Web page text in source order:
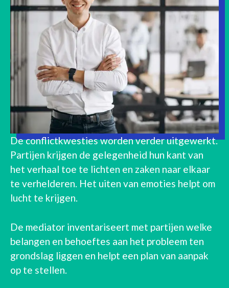
De conflictkwesties worden verder uitgewerkt.
Partijen krijgen de gelegenheid hun kant van
het verhaal toe te lichten en zaken naar elkaar
te verhelderen. Het uiten van emoties helpt om
lucht te krijgen.
De mediator inventariseert met partijen welke
belangen en behoeftes aan het probleem ten
grondslag liggen en helpt een plan van aanpak
op te stellen.